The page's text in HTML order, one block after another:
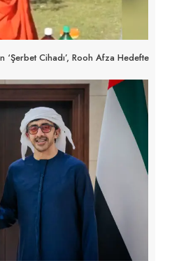
‘Şerbet Cihadı’, Rooh Afza Hedefte